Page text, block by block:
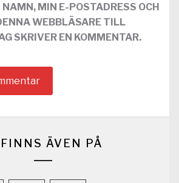
MIN E-POSTADRESS OCH
WEBBLÄSARE TILL
SKRIVER EN KOMMENTAR.
ÄVEN PÅ